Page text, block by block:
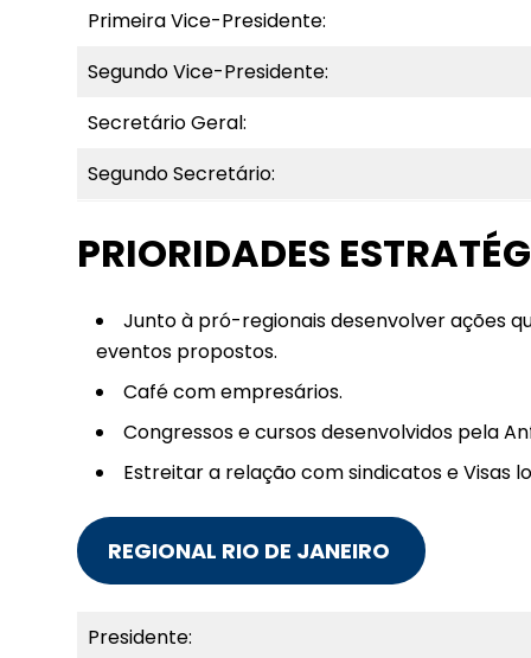
Primeira Vice-Presidente:
Segundo Vice-Presidente:
Secretário Geral:
Segundo Secretário:
PRIORIDADES
Junto à pró-regionais desenvolver ações
eventos propostos.
Café com empresários.
Congressos e cursos desenvolvidos pela
Estreitar a relação com sindicatos e Visas
REGIONAL RIO DE JANEIRO
Presidente: